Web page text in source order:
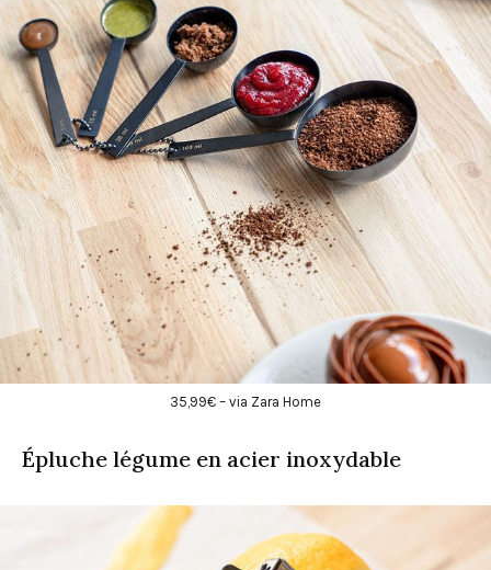
35,99€ – via Zara Home
Épluche légume en acier inoxydable